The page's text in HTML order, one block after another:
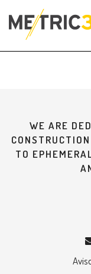
WE ARE
TO